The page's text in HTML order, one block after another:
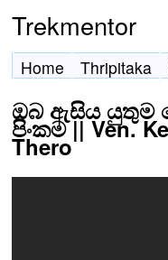
Trekmentor
Home Thripitaka
ඔබ ඇසිය යුතුම
පිංකම || Ven.
Thero